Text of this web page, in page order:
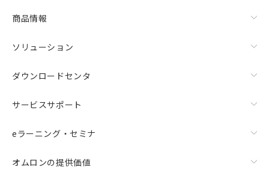
商品情報
ソリューション
ダウンロードセンタ
サービスサポート
eラーニング・セミナ
オムロンの提供価値